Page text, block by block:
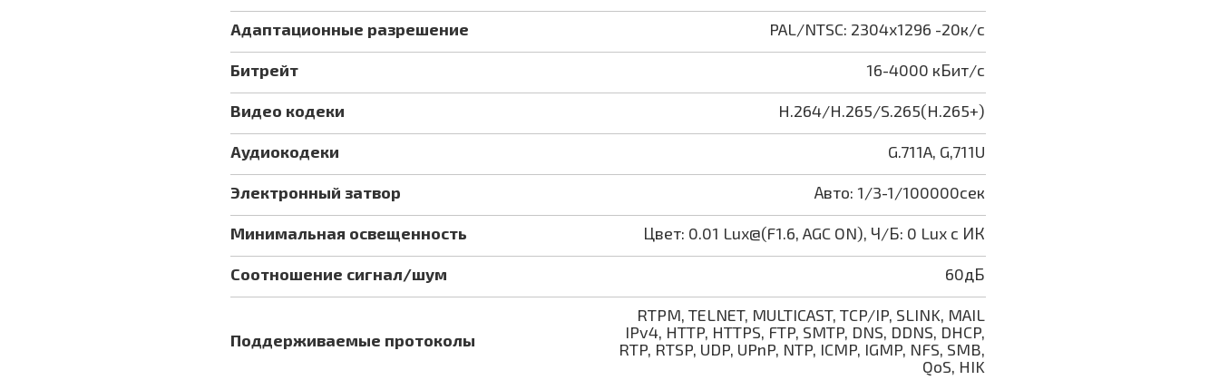
Адаптационные разрешение PAL/NTSC: 2304x1296 -20к/с
Битрейт 16-4000 кБит/с
Видео кодеки H.264/H.265/S.265(H.265+)
Аудиокодеки G.711A, G,711U
Электронный затвор Авто: 1/3-1/100000сек
Минимальная освещенность Цвет: 0.01 Lux@(F1.6, AGC ON), Ч/Б: 0 Lux с ИК
Соотношение сигнал/шум 60дБ
Поддерживаемые протоколы
RTPM, TELNET, MULTICAST, TCP/IP, SLINK, MAIL
IPv4, HTTP, HTTPS, FTP, SMTP, DNS, DDNS, DHCP,
RTP, RTSP, UDP, UPnP, NTP, ICMP, IGMP, NFS, SMB,
QoS, HIK